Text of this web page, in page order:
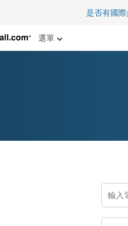
是否有國
選單